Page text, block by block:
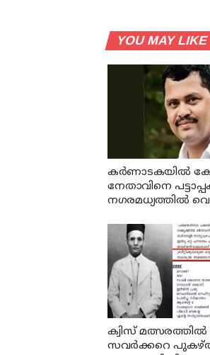
YOU MAY LIKE
കര്‍ണാടകയില്‍
നേതാവിനെ
നഗരമധ്യത്തില്‍
ക്വിസ് മത്സരത്തില്‍
സവര്‍ക്കറെ